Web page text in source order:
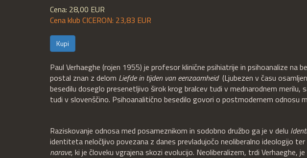
Cena: 28,00 EUR
Cena klub CICERON: 23,83 EUR
Kupi
Paul Verhaeghe (rojen 1955) je profesor klinične psihiatrije in psihoanalize na
postal znan z delom Liefde in tijden van eenzaamheid(Ljubezen v času
besedilu doseglo presenetljivo širok krog bralcev tudi v mednarodnem merilu,
tudi v slovenščino. Psihoanalitično besedilo govori o postmodernem odnosu
Raziskovanje odnosa med posameznikom in sodobno družbo ga je v delu
identiteta neločljivo povezana z danes prevladujočo neoliberalno ideologijo
narave, ki je človeku vgrajena skozi evolucijo. Neoliberalizem, trdi Verhaeghe,